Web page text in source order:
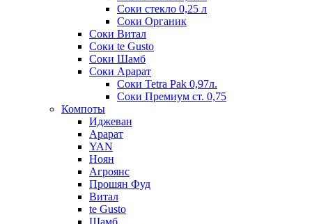
Соки стекло 0,25 л
Соки Органик
Соки Витал
Соки te Gusto
Соки Шамб
Соки Арарат
Соки Tetra Pak 0,97л.
Соки Премиум ст. 0,75
Компоты
Иджеван
Арарат
YAN
Ноян
Агроянс
Прошян Фуд
Витал
te Gusto
Шамб